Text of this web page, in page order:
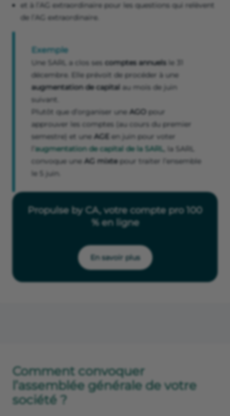
et à l’AG extraordinaire pour les questions qui relèvent
de l’AG extraordinaire.
Exemple
Une SARL a clos ses comptes annuels le 31
décembre. Elle prévoit de procéder à une
augmentation de capital au mois de juin
suivant.
Plutôt que d’organiser une AGO
pour
approuver les comptes (au cours du premier
semestre) et une AGE en juin pour voter
augmentation de capital de la SARL, la SARL
convoque une AG mixtepour traiter l’ensemble
le 5 juin.
Propulse by CA, votre compte pro 100
% en ligne
En savoir plus
Comment convoquer
l’assemblée générale de votre
société ?